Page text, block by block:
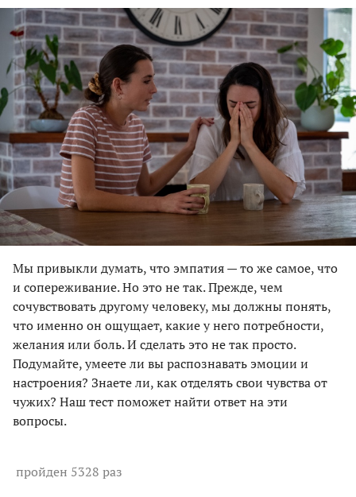
Мы привыкли думать, что эмпатия — то же самое, что
и сопереживание. Но это не так. Прежде, чем
сочувствовать другому человеку, мы должны понять,
что именно он ощущает, какие у него потребности,
желания или боль. И сделать это не так просто.
Подумайте, умеете ли вы распознавать эмоции и
настроения? Знаете ли, как отделять свои чувства от
чужих? Наш тест поможет найти ответ на эти
вопросы.
пройден 5328 раз